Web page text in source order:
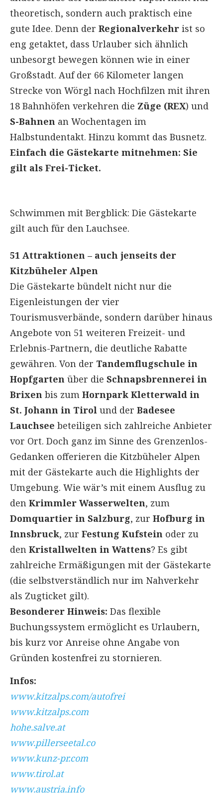
theoretisch, sondern auch praktisch eine
gute Idee. Denn der Regionalverkehr ist so
eng getaktet, dass Urlauber sich ähnlich
unbesorgt bewegen können wie in einer
Großstadt. Auf der 66 Kilometer langen
Strecke von Wörgl nach Hochfilzen mit ihren
18 Bahnhöfen verkehren die Züge (REX) und
S-Bahnen an Wochentagen im
Halbstundentakt. Hinzu kommt das Busnetz.
Einfach die Gästekarte mitnehmen: Sie
gilt als Frei-Ticket.
Schwimmen mit Bergblick: Die Gästekarte
gilt auch für den Lauchsee.
51 Attraktionen – auch jenseits der
Kitzbüheler Alpen
Die Gästekarte bündelt nicht nur die
Eigenleistungen der vier
Tourismusverbände, sondern darüber hinaus
Angebote von 51 weiteren Freizeit- und
Erlebnis-Partnern, die deutliche Rabatte
gewähren. Von der Tandemflugschule in
Hopfgarten über die Schnapsbrennerei in
Brixen bis zum Hornpark Kletterwald in
St. Johann in Tirol und der Badesee
Lauchsee beteiligen sich zahlreiche Anbieter
vor Ort. Doch ganz im Sinne des Grenzenlos-
Gedanken offerieren die Kitzbüheler Alpen
mit der Gästekarte auch die Highlights der
Umgebung. Wie wär’s mit einem Ausflug zu
den Krimmler Wasserwelten, zum
Domquartier in Salzburg, zur Hofburg in
Innsbruck, zur Festung Kufstein oder zu
den Kristallwelten in Wattens? Es gibt
zahlreiche Ermäßigungen mit der Gästekarte
(die selbstverständlich nur im Nahverkehr
als Zugticket gilt).
Besonderer Hinweis: Das flexible
Buchungssystem ermöglicht es Urlaubern,
bis kurz vor Anreise ohne Angabe von
Gründen kostenfrei zu stornieren.
Infos:
www.kitzalps.com/autofrei
www.kitzalps.com
hohe.salve.at
www.pillerseetal.co
www.kunz-pr.com
www.tirol.at
www.austria.info